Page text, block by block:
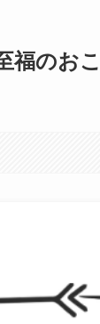
福のお